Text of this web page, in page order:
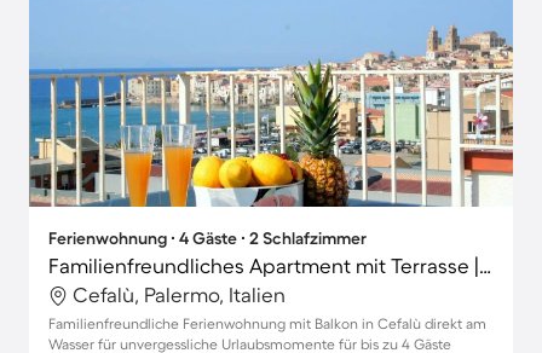
Ferienwohnung ∙ 4 Gäste ∙ 2 Schlafzimmer
Familienfreundliches Apartment mit Terrasse | Neben dem Strand
Cefalù, Palermo, Italien
Familienfreundliche Ferienwohnung mit Balkon in Cefalù direkt am
Wasser für unvergessliche Urlaubsmomente für bis zu 4 Gäste